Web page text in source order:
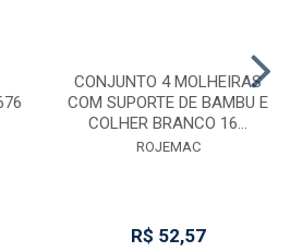
CONJUNTO 4 MOLHEIRAS
COM SUPORTE DE BAMBU E
COLHER BRANCO 16...
ROJEMAC
R$ 52,57